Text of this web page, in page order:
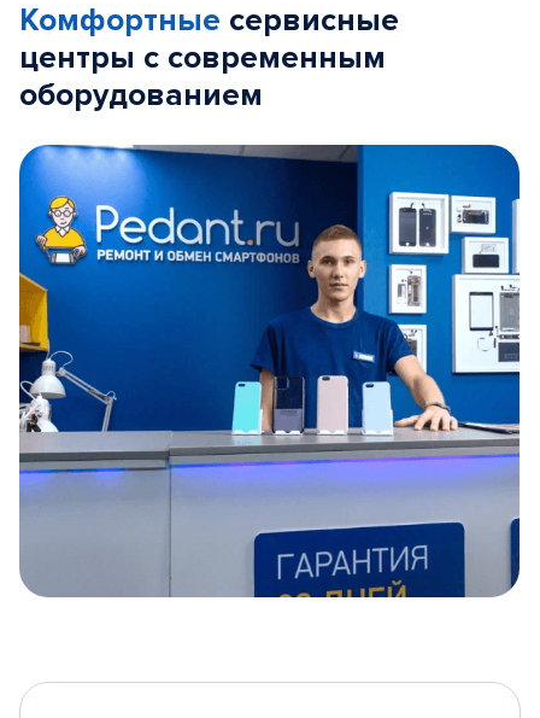
Комфортные сервисные
центры с современным
оборудованием
5